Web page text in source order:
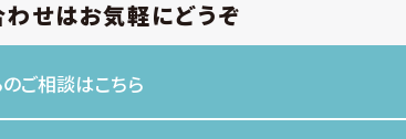
せはお気軽にどうぞ
ご相談はこちら